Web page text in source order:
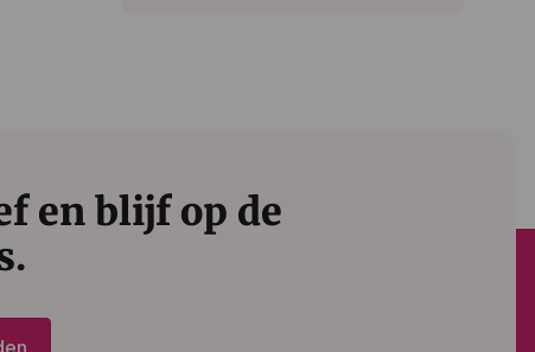
en blijf op de